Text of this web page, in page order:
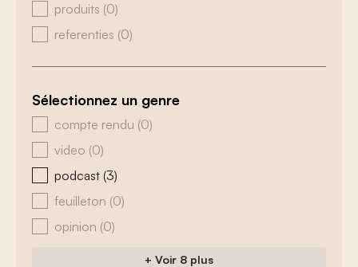
produits (0)
referenties (0)
Sélectionnez un genre
zoeken - genre
compte rendu (0)
video (0)
podcast (3)
feuilleton (0)
opinion (0)
+ Voir 8 plus